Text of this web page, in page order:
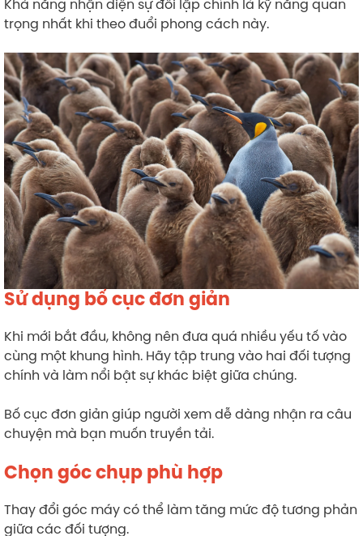
Khả năng nhận diện sự đối lập chính là kỹ năng quan
trọng nhất khi theo đuổi phong cách này.
Sử dụng bố cục đơn giản
Khi mới bắt đầu, không nên đưa quá nhiều yếu tố vào
cùng một khung hình. Hãy tập trung vào hai đối tượng
chính và làm nổi bật sự khác biệt giữa chúng.
Bố cục đơn giản giúp người xem dễ dàng nhận ra câu
chuyện mà bạn muốn truyền tải.
Chọn góc chụp phù hợp
Thay đổi góc máy có thể làm tăng mức độ tương phản
giữa các đối tượng.